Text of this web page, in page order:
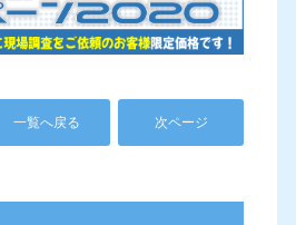
一覧へ戻る 次ページ